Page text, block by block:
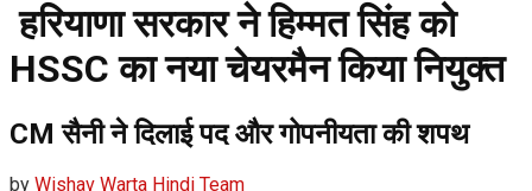
हरियाणा सरकार ने हिम्मत सिंह को
HSSC का नया चेयरमैन किया नियुक्त
CM सैनी ने दिलाई पद और गोपनीयता की शपथ
by Wishav Warta Hindi Team